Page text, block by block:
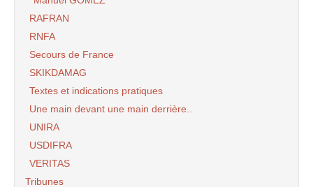
RAFRAN
RNFA
Secours de France
SKIKDAMAG
Textes et indications pratiques
Une main devant une main derrière..
UNIRA
USDIFRA
VERITAS
Tribunes